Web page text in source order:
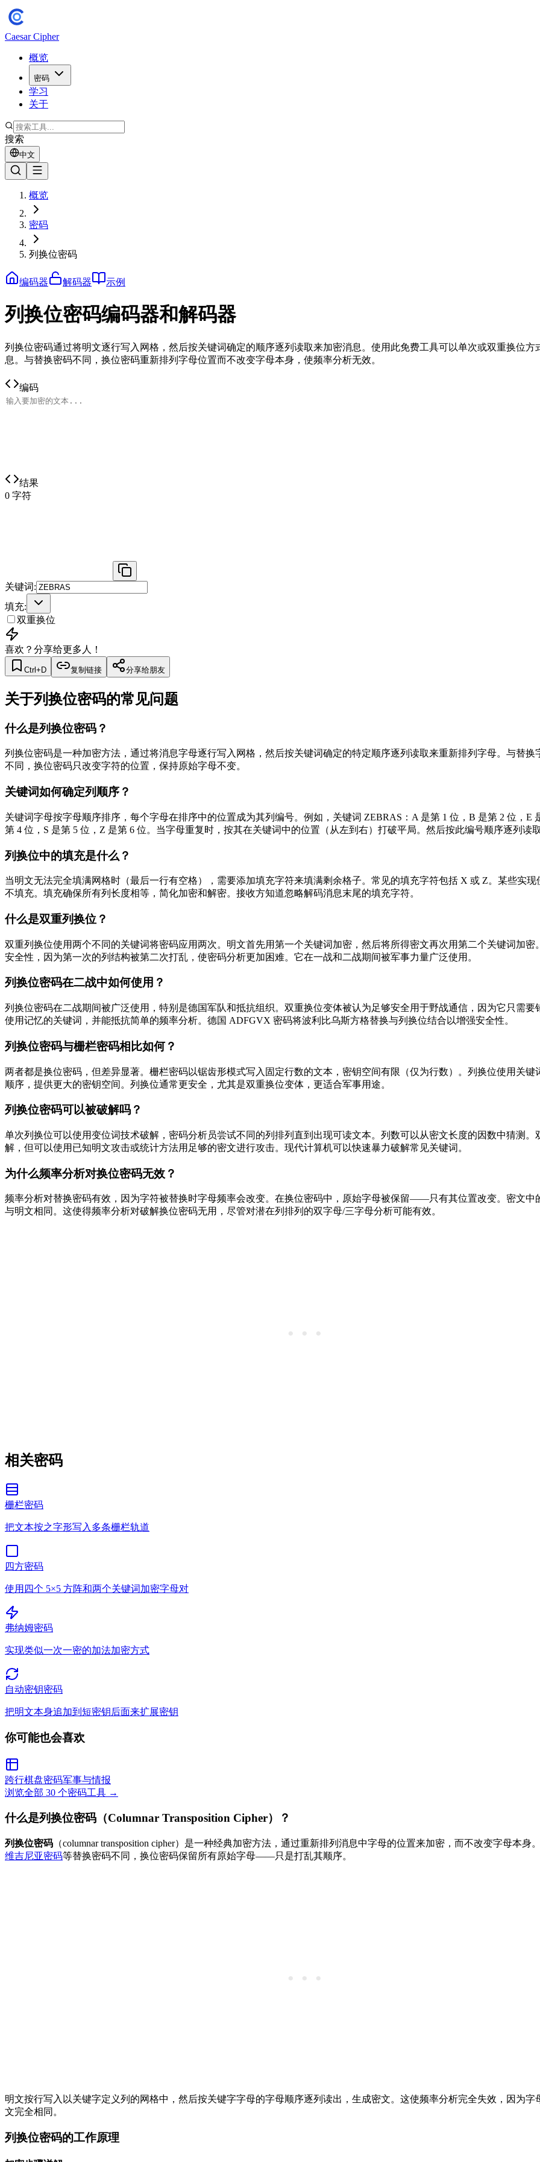
Caesar Cipher
概览
密码
学习
关于
搜索
中文
概览
密码
列换位密码
编码器 解码器 示例
列换位密码编码器和解码器
列换位密码通过将明文逐行写入网格，然后按关键词确定的顺序逐列读取来加密消息。使用此免费工具可以单次或双重换位方
息。与替换密码不同，换位密码重新排列字母位置而不改变字母本身，使频率分析无效。
编码
结果
0 字符
关键词:
填充:
双重换位
喜欢？分享给更多人！
Ctrl+D 复制链接 分享给朋友
关于列换位密码的常见问题
什么是列换位密码？
列换位密码是一种加密方法，通过将消息字母逐行写入网格，然后按关键词确定的特定顺序逐列读取来重新排列字母。与替换
不同，换位密码只改变字符的位置，保持原始字母不变。
关键词如何确定列顺序？
关键词字母按字母顺序排序，每个字母在排序中的位置成为其列编号。例如，关键词 ZEBRAS：A 是第 1 位，B 是第 2 位，E
第 4 位，S 是第 5 位，Z 是第 6 位。当字母重复时，按其在关键词中的位置（从左到右）打破平局。然后按此编号顺序逐列读取
列换位中的填充是什么？
当明文无法完全填满网格时（最后一行有空格），需要添加填充字符来填满剩余格子。常见的填充字符包括 X 或 Z。某些实现
不填充。填充确保所有列长度相等，简化加密和解密。接收方知道忽略解码消息末尾的填充字符。
什么是双重列换位？
双重列换位使用两个不同的关键词将密码应用两次。明文首先用第一个关键词加密，然后将所得密文再次用第二个关键词加密
安全性，因为第一次的列结构被第二次打乱，使密码分析更加困难。它在一战和二战期间被军事力量广泛使用。
列换位密码在二战中如何使用？
列换位密码在二战期间被广泛使用，特别是德国军队和抵抗组织。双重换位变体被认为足够安全用于野战通信，因为它只需要
使用记忆的关键词，并能抵抗简单的频率分析。德国 ADFGVX 密码将波利比乌斯方格替换与列换位结合以增强安全性。
列换位密码与栅栏密码相比如何？
两者都是换位密码，但差异显著。栅栏密码以锯齿形模式写入固定行数的文本，密钥空间有限（仅为行数）。列换位使用关键
顺序，提供更大的密钥空间。列换位通常更安全，尤其是双重换位变体，更适合军事用途。
列换位密码可以被破解吗？
单次列换位可以使用变位词技术破解，密码分析员尝试不同的列排列直到出现可读文本。列数可以从密文长度的因数中猜测。
解，但可以使用已知明文攻击或统计方法用足够的密文进行攻击。现代计算机可以快速暴力破解常见关键词。
为什么频率分析对换位密码无效？
频率分析对替换密码有效，因为字符被替换时字母频率会改变。在换位密码中，原始字母被保留——只有其位置改变。密文中
与明文相同。这使得频率分析对破解换位密码无用，尽管对潜在列排列的双字母/三字母分析可能有效。
相关密码
栅栏密码
把文本按之字形写入多条栅栏轨道
四方密码
使用四个 5×5 方阵和两个关键词加密字母对
弗纳姆密码
实现类似一次一密的加法加密方式
自动密钥密码
把明文本身追加到短密钥后面来扩展密钥
你可能也会喜欢
跨行棋盘密码军事与情报
浏览全部 30 个密码工具 →
什么是列换位密码（Columnar Transposition Cipher）？
列换位密码 （columnar transposition cipher）是一种经典加密方法，通过重新排列消息中字母的位置来加密，而不改变字母本身
维吉尼亚密码等替换密码不同，换位密码保留所有原始字母——只是打乱其顺序。
明文按行写入以关键字定义列的网格中，然后按关键字字母的字母顺序逐列读出，生成密文。这使频率分析完全失效，因为字
文完全相同。
列换位密码的工作原理